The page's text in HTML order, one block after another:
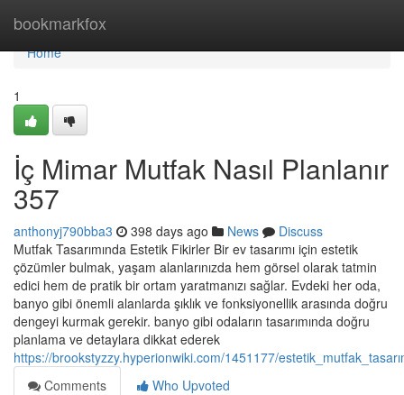
bookmarkfox
Home
Home
1
İç Mimar Mutfak Nasıl Planlanır
357
anthonyj790bba3 398 days ago News
Discuss
Mutfak Tasarımında Estetik Fikirler Bir ev tasarımı için estetik
çözümler bulmak, yaşam alanlarınızda hem görsel olarak tatmin
edici hem de pratik bir ortam yaratmanızı sağlar. Evdeki her oda,
banyo gibi önemli alanlarda şıklık ve fonksiyonellik arasında doğru
dengeyi kurmak gerekir. banyo gibi odaların tasarımında doğru
planlama ve detaylara dikkat ederek
https://brookstyzzy.hyperionwiki.com/1451177/
Comments
Who Upvoted